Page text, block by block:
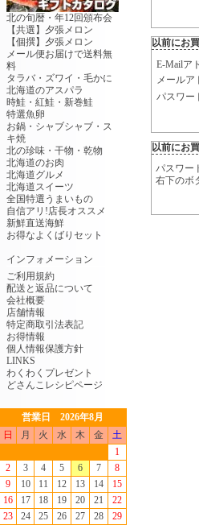
北の旬暦・年12回頒布会
【共選】夕張メロン
【個撰】夕張メロン
メール便お届けで送料無
料
タラバ・ズワイ・毛かに
北海道のアスパラ
時鮭・紅鮭・新巻鮭
特選魚卵
お鍋・シャブシャブ・ス
キ焼
北の珍味・干物・乾物
北海道のお肉
北海道グルメ
北海道スイーツ
全国特選うまいもの
自信アリ!店長オススメ
新鮮直送海鮮
お得なよくばりセット
インフォメーション
ご利用規約
配送と返品について
会社概要
店舗情報
特定商取引法表記
お得情報
個人情報保護方針
LINKS
わくわくプレゼント
どさんこレシピページ
営業日 2026年8月
日
月 火 水 木 金
土
1
2
3 4 5 6 7
8
9
10 11 12 13 14
15
16
17 18 19 20 21
22
23
24 25 26 27 28
29
以前にお
E-Mailア
メールア
パスワー
以前にお
パスワー
右下のボ